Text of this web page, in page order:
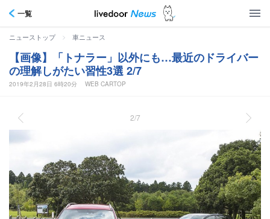
一覧
ニューストップ > 車ニュース
【画像】「トナラー」以外にも…最近のドライバー
の理解しがたい習性3選 2/7
2019年2月28日 6時20分 WEB CARTOP
2/7